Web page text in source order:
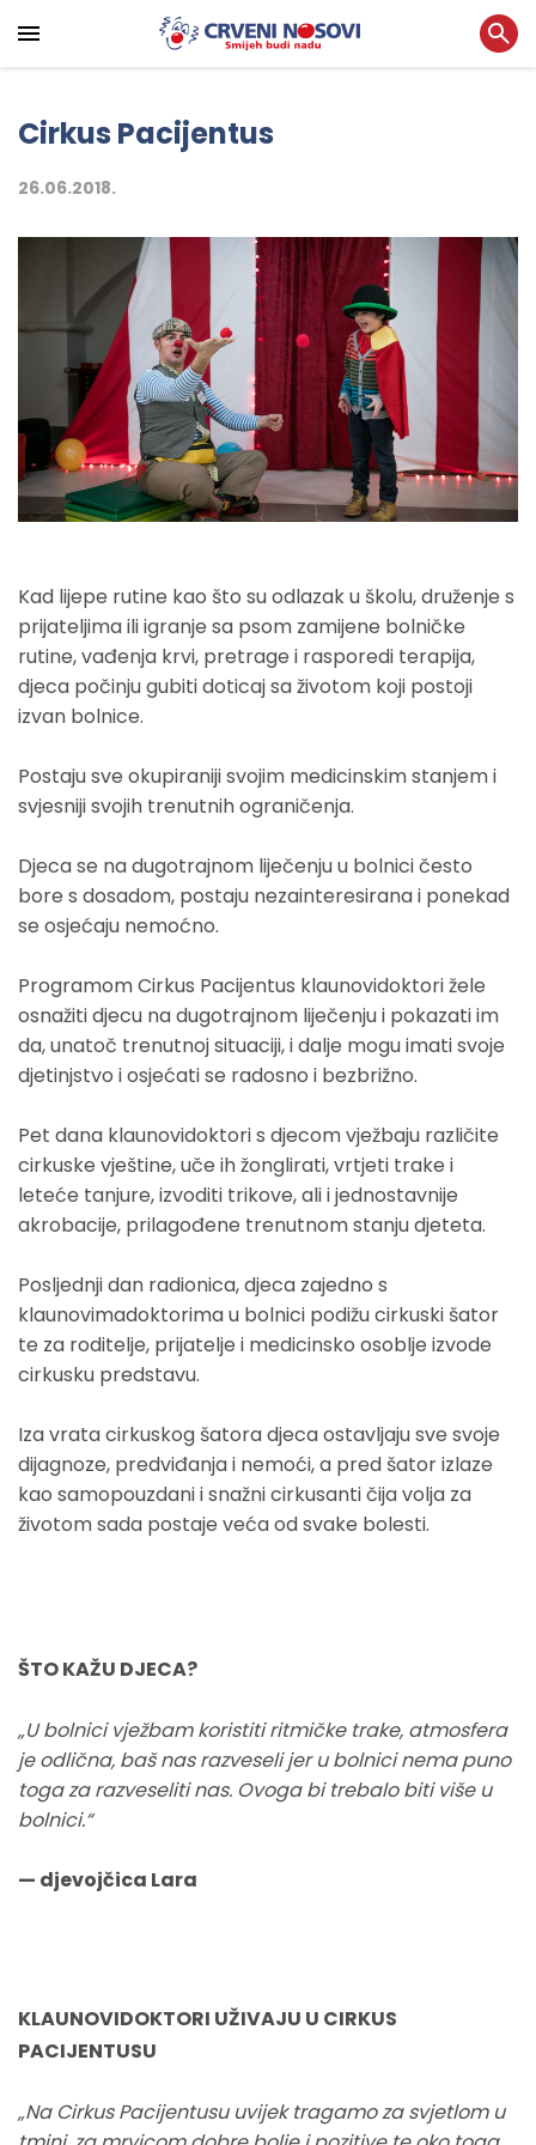
Cirkus Pacijentus
26.06.2018.
Kad lijepe rutine kao što su odlazak u školu, druženje s
prijateljima ili igranje sa psom zamijene bolničke
rutine, vađenja krvi, pretrage i rasporedi terapija,
djeca počinju gubiti doticaj sa životom koji postoji
izvan bolnice.
Postaju sve okupiraniji svojim medicinskim stanjem i
svjesniji svojih trenutnih ograničenja.
Djeca se na dugotrajnom liječenju u bolnici često
bore s dosadom, postaju nezainteresirana i ponekad
se osjećaju nemoćno.
Programom Cirkus Pacijentus klaunovidoktori žele
osnažiti djecu na dugotrajnom liječenju i pokazati im
da, unatoč trenutnoj situaciji, i dalje mogu imati svoje
djetinjstvo i osjećati se radosno i bezbrižno.
Pet dana klaunovidoktori s djecom vježbaju različite
cirkuske vještine, uče ih žonglirati, vrtjeti trake i
leteće tanjure, izvoditi trikove, ali i jednostavnije
akrobacije, prilagođene trenutnom stanju djeteta.
Posljednji dan radionica, djeca zajedno s
klaunovimadoktorima u bolnici podižu cirkuski šator
te za roditelje, prijatelje i medicinsko osoblje izvode
cirkusku predstavu.
Iza vrata cirkuskog šatora djeca ostavljaju sve svoje
dijagnoze, predviđanja i nemoći, a pred šator izlaze
kao samopouzdani i snažni cirkusanti čija volja za
životom sada postaje veća od svake bolesti.
ŠTO KAŽU DJECA?
„U bolnici vježbam koristiti ritmičke trake, atmosfera
je odlična, baš nas razveseli jer u bolnici nema puno
toga za razveseliti nas. Ovoga bi trebalo biti više u
bolnici.“
— djevojčica Lara
KLAUNOVIDOKTORI UŽIVAJU U CIRKUS
PACIJENTUSU
„Na Cirkus Pacijentusu uvijek tragamo za svjetlom u